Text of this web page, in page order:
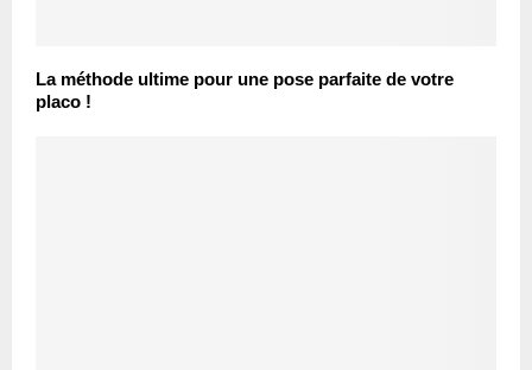
La méthode ultime pour une pose parfaite de votre
placo !